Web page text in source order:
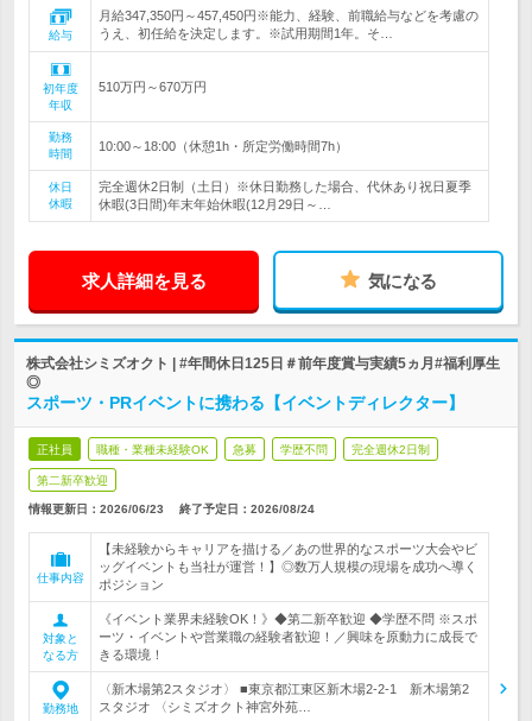
給与
月給347,350円～457,450円※能力、経験、前職給与などを考慮の
うえ、初任給を決定します。※試用期間1年。そ…
初年度
年収
510万円～670万円
勤務
時間
10:00～18:00（休憩1h・所定労働時間7h）
休日
休暇
完全週休2日制（土日）※休日勤務した場合、代休あり祝日夏季
休暇(3日間)年末年始休暇(12月29日～…
求人詳細を見る 気になる
株式会社シミズオクト | #年間休日125日＃前年度賞与実績5ヵ月#福利厚生
◎
スポーツ・PRイベントに携わる【イベントディレクター】
正社員 職種・業種未経験OK 急募 学歴不問 完全週休2日制
第二新卒歓迎
情報更新日：2026/06/23 終了予定日： 2026/08/24
仕事内容
【未経験からキャリアを描ける／あの世界的なスポーツ大会やビ
ッグイベントも当社が運営！】◎数万人規模の現場を成功へ導く
ポジション
対象と
なる方
《イベント業界未経験OK！》◆第二新卒歓迎 ◆学歴不問 ※スポ
ーツ・イベントや営業職の経験者歓迎！／興味を原動力に成長で
きる環境！
勤務地
〈新木場第2スタジオ〉 ■東京都江東区新木場2-2-1 新木場第2
スタジオ 〈シミズオクト神宮外苑…